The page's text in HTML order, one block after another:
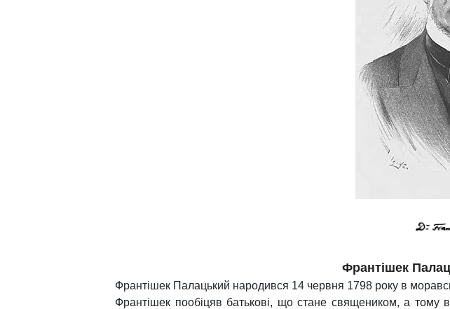
Франтішек
Франтішек Палацький народився 14 червня 1798 року в
Франтішек пообіцяв батькові, що стане священиком, а тому